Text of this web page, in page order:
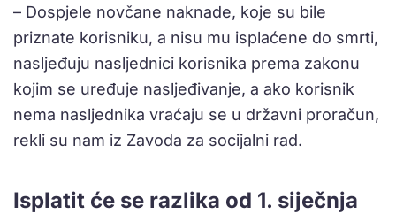
– Dospjele novčane naknade, koje su bile
priznate korisniku, a nisu mu isplaćene do smrti,
nasljeđuju nasljednici korisnika prema zakonu
kojim se uređuje nasljeđivanje, a ako korisnik
nema nasljednika vraćaju se u državni proračun,
rekli su nam iz Zavoda za socijalni rad.
Isplatit će se razlika od 1. siječnja